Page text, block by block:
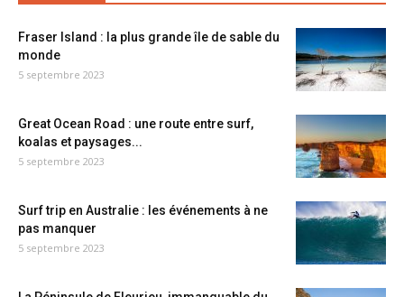
Fraser Island : la plus grande île de sable du
monde
5 septembre 2023
Great Ocean Road : une route entre surf,
koalas et paysages...
5 septembre 2023
Surf trip en Australie : les événements à ne
pas manquer
5 septembre 2023